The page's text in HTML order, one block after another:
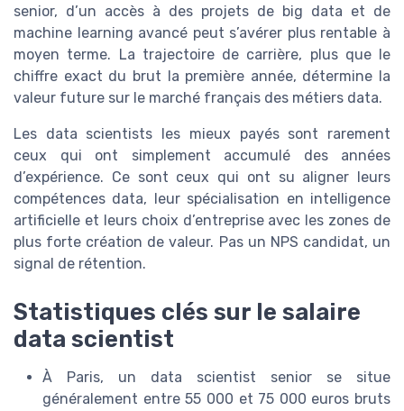
senior, d’un accès à des projets de big data et de
machine learning avancé peut s’avérer plus rentable à
moyen terme. La trajectoire de carrière, plus que le
chiffre exact du brut la première année, détermine la
valeur future sur le marché français des métiers data.
Les data scientists les mieux payés sont rarement
ceux qui ont simplement accumulé des années
d’expérience. Ce sont ceux qui ont su aligner leurs
compétences data, leur spécialisation en intelligence
artificielle et leurs choix d’entreprise avec les zones de
plus forte création de valeur. Pas un NPS candidat, un
signal de rétention.
Statistiques clés sur le salaire
data scientist
À Paris, un data scientist senior se situe
généralement entre 55 000 et 75 000 euros bruts